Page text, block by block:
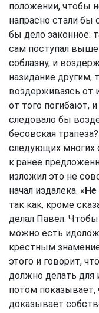
положении, чтобы
напрасно стали бы
бы дело законное:
сам поступал выше
соблазну, и
назидание другим,
воздерживаясь от
от того погибают,
следовало бы
бесовская
следующих многих
к ранее
изложил это не
начал издалека. «Не
так как, кроме
делал Павел.
можно есть
крестным
этого и говорит,
должно делать для
потом
доказывает